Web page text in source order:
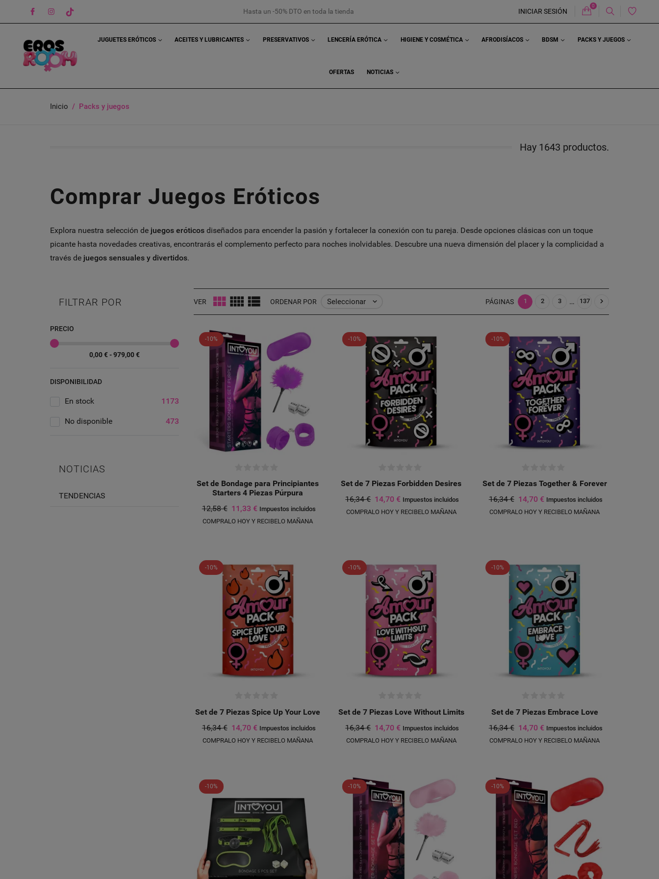
FacebookInstagram
TikTok Hasta un -50% DTO en toda la tienda INICIAR SESIÓN Carrito
0
JUGUETES ERÓTICOS ACEITES Y LUBRICANTES PRESERVATIVOS LENCERÍA ERÓTICA HIGIENE Y COSMÉTICA AFRODISÍACOS BDSM PACKS Y JUEGOS
OFERTAS NOTICIAS
Inicio Packs y juegos
Hay 1643 productos.
Comprar Juegos Eróticos
Explora nuestra selección de juegos eróticos diseñados para encender la pasión y fortalecer la conexión con tu pareja. Desde opciones clásicas con un toque
picante hasta novedades creativas, encontrarás el complemento perfecto para noches inolvidables. Descubre una nueva dimensión del placer y la complicidad a
través de juegos sensuales y divertidos.
FILTRAR POR
PRECIO
0,00 € - 979,00 €
DISPONIBILIDAD
En stock 1173
No disponible 473
NOTICIAS
TENDENCIAS
VER ORDENAR POR Seleccionar  PÁGINAS 1 2 3 … 137 
-10%
Set de Bondage para Principiantes
Starters 4 Piezas Púrpura
12,58 € 11,33 € Impuestos incluidos
COMPRALO HOY Y RECIBELO MAÑANA
-10%
Set de 7 Piezas Forbidden Desires
16,34 € 14,70 € Impuestos incluidos
COMPRALO HOY Y RECIBELO MAÑANA
-10%
Set de 7 Piezas Together & Forever
16,34 € 14,70 € Impuestos incluidos
COMPRALO HOY Y RECIBELO MAÑANA
-10%
Set de 7 Piezas Spice Up Your Love
16,34 € 14,70 € Impuestos incluidos
COMPRALO HOY Y RECIBELO MAÑANA
-10%
Set de 7 Piezas Love Without Limits
16,34 € 14,70 € Impuestos incluidos
COMPRALO HOY Y RECIBELO MAÑANA
-10%
Set de 7 Piezas Embrace Love
16,34 € 14,70 € Impuestos incluidos
COMPRALO HOY Y RECIBELO MAÑANA
-10% -10% -10%